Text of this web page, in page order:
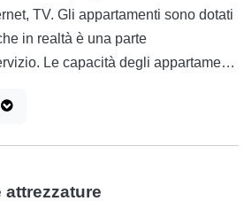
TV. Gli appartamenti sono dotati
in realtà è una parte
Le capacità degli appartamenti
siamo molto felici di ascoltare le tue
attrezzature